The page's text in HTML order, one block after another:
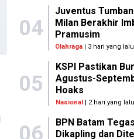
04
Juventus
Milan Berakhir
Pramusim
Olahraga | 3 hari yang lalu
05
KSPI Pastikan
Agustus-
Hoaks
Nasional | 2 hari yang lalu
06
BPN Batam
Dikapling dan